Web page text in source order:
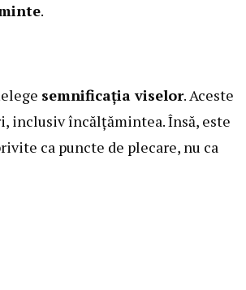
.
semnificația viselor. Aceste
inclusiv încălțămintea. Însă, este
ca puncte de plecare, nu ca